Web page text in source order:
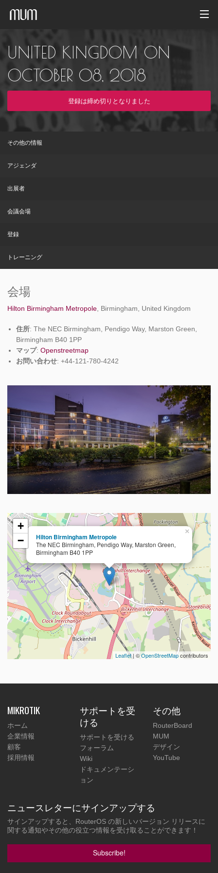
フォトギャラリー
イベントアーカイブ
UNITED KINGDOM ON
OCTOBER 08, 2018
登録は締め切りとなりました
その他の情報
アジェンダ
出展者
会議会場
登録
トレーニング
会場
Hilton Birmingham Metropole , Birmingham, United Kingdom
住所: The NEC Birmingham, Pendigo Way, Marston Green,
Birmingham B40 1PP
マップ: Openstreetmap
お問い合わせ: +44-121-780-4242
Hilton Birmingham Metropole
The NEC Birmingham, Pendigo Way, Marston Green,
Birmingham B40 1PP
×
+
−
Leaflet| ©OpenStreetMapcontributors
MIKROTIK
ホーム
企業情報
顧客
採用情報
サポートを受
ける
サポートを受ける
フォーラム
Wiki
ドキュメンテーシ
ョン
その他
RouterBoard
MUM
デザイン
YouTube
ニュースレターにサインアップする
サインアップすると、RouterOS の新しいバージョン リリースに
関する通知やその他の役立つ情報を受け取ることができます！
Subscribe!